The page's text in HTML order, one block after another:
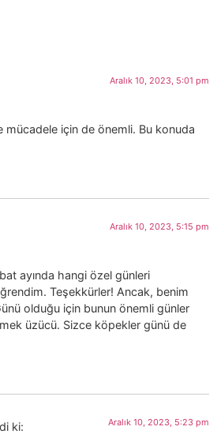
Aralık 10, 2023, 5:01 pm
mücadele için de önemli. Bu konuda
Aralık 10, 2023, 5:15 pm
ayında hangi özel günleri
Teşekkürler! Ancak, benim
olduğu için bunun önemli günler
üzücü. Sizce köpekler günü de
ki: Aralık 10, 2023, 5:23 pm